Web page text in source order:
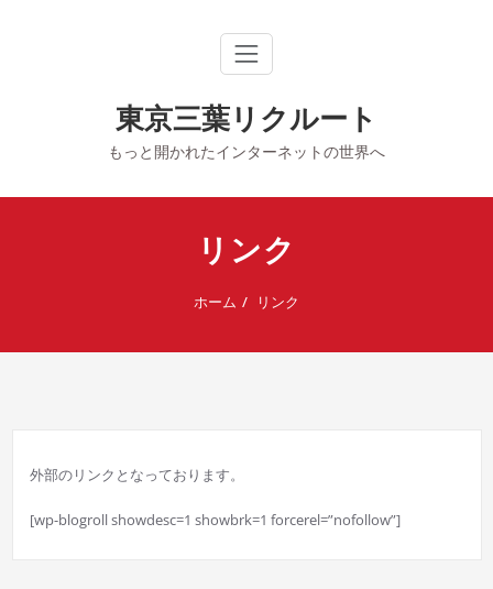
東京三葉リクルート
もっと開かれたインターネットの世界へ
リンク
ホーム リンク
外部のリンクとなっております。
[wp-blogroll showdesc=1 showbrk=1 forcerel=”nofollow”]